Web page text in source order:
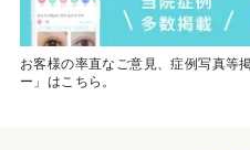
お客様の率直なご意見、症例写真等
ー」はこちら。